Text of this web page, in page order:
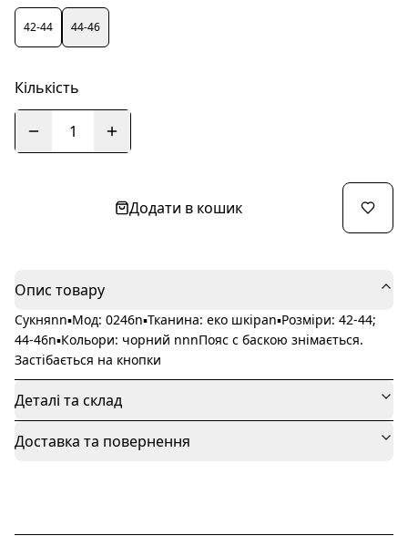
42-44 44-46
Кількість
1
Додати в кошик
Опис товару
Сукняnn▪️Мод: 0246n▪️Тканина: еко шкіраn▪️Розміри: 42-44;
44-46n▪️Кольори: чорний nnnПояс с баскою знімається.
Застібається на кнопки
Деталі та склад
Доставка та повернення